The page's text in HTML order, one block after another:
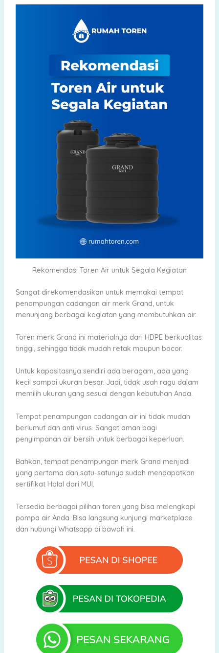
Rekomendasi Toren Air untuk Segala Kegiatan
Sangat direkomendasikan untuk memakai tempat
penampungan cadangan air merk Grand, untuk
menunjang berbagai kegiatan yang membutuhkan air.
Toren merk Grand ini materialnya dari HDPE berkualitas
tinggi, sehingga tidak mudah retak maupun bocor.
Untuk kapasitasnya sendiri ada beragam, ada yang
kecil sampai ukuran besar. Jadi, tidak usah ragu dalam
memilih ukuran yang sesuai dengan kebutuhan Anda.
Tempat penampungan cadangan air ini tidak mudah
berlumut dan anti virus. Sangat aman bagi
penyimpanan air bersih untuk berbagai keperluan.
Bahkan, tempat penampungan merk Grand menjadi
yang pertama dan satu-satunya sudah mendapatkan
sertifikat Halal dari MUI.
Tersedia berbagai pilihan toren yang bisa melengkapi
pompa air Anda. Bisa langsung kunjungi marketplace
dan hubungi Whatsapp di bawah ini.